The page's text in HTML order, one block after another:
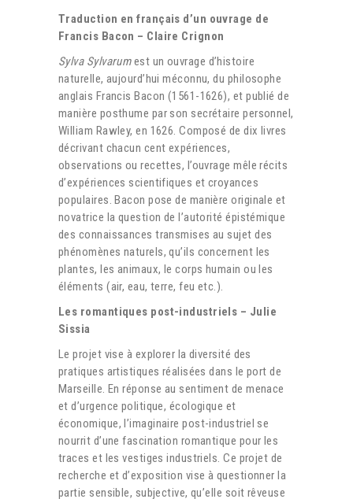
Traduction en français d’un ouvrage de
Francis Bacon – Claire Crignon
Sylva Sylvarumest un ouvrage d’histoire
naturelle, aujourd’hui méconnu, du philosophe
anglais Francis Bacon (1561-1626), et publié de
manière posthume par son secrétaire personnel,
William Rawley, en 1626. Composé de dix livres
décrivant chacun cent expériences,
observations ou recettes, l’ouvrage mêle récits
d’expériences scientifiques et croyances
populaires. Bacon pose de manière originale et
novatrice la question de l’autorité épistémique
des connaissances transmises au sujet des
phénomènes naturels, qu’ils concernent les
plantes, les animaux, le corps humain ou les
éléments (air, eau, terre, feu etc.).
Les romantiques post-industriels – Julie
Sissia
Le projet vise à explorer la diversité des
pratiques artistiques réalisées dans le port de
Marseille. En réponse au sentiment de menace
et d’urgence politique, écologique et
économique, l’imaginaire post-industriel se
nourrit d’une fascination romantique pour les
traces et les vestiges industriels. Ce projet de
recherche et d’exposition vise à questionner la
partie sensible, subjective, qu’elle soit rêveuse